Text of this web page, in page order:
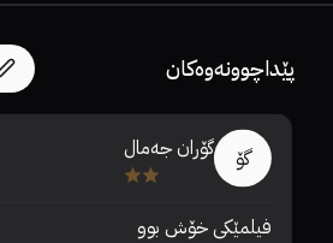
پێداچوونەوەکان
گۆ گۆران جەمال
فیلمێکی خۆش بوو